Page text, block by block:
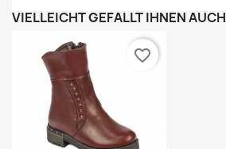
VIELLEICHT GEFÄLLT IHNEN AUCH
favorite_border